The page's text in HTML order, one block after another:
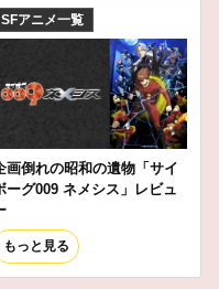
SFアニメ一覧
画倒れの昭和の遺物「サイ
ーグ009 ネメシス」レビュ
もっと見る